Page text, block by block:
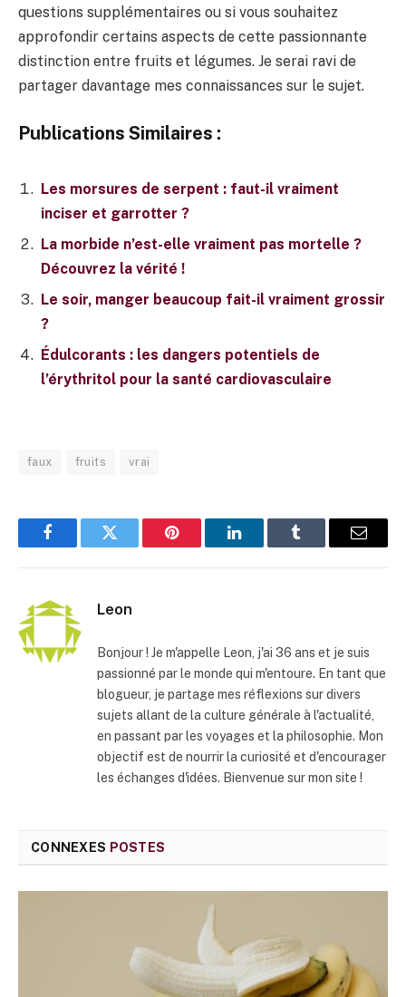
questions supplémentaires ou si vous souhaitez
approfondir certains aspects de cette passionnante
distinction entre fruits et légumes. Je serai ravi de
partager davantage mes connaissances sur le sujet.
Publications Similaires :
Les morsures de serpent : faut-il vraiment
inciser et garrotter ?
La morbide n’est-elle vraiment pas mortelle ?
Découvrez la vérité !
Le soir, manger beaucoup fait-il vraiment grossir
?
Édulcorants : les dangers potentiels de
l’érythritol pour la santé cardiovasculaire
faux fruits vrai
FacebookTwitter Pinterest LinkedInTumblr
E-
Leon
Bonjour ! Je m'appelle Leon, j'ai 36 ans et je suis
passionné par le monde qui m'entoure. En tant que
blogueur, je partage mes réflexions sur divers
sujets allant de la culture générale à l'actualité,
en passant par les voyages et la philosophie. Mon
objectif est de nourrir la curiosité et d'encourager
les échanges d'idées. Bienvenue sur mon site !
CONNEXES POSTES